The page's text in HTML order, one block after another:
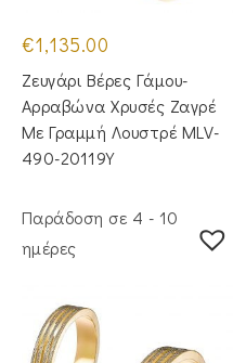
€1,135.00
Ζευγάρι Βέρες Γάμου-
Αρραβώνα Χρυσές Ζαγρέ
Με Γραμμή Λουστρέ MLV-
490-20119Y
Παράδοση σε 4 - 10
ημέρες